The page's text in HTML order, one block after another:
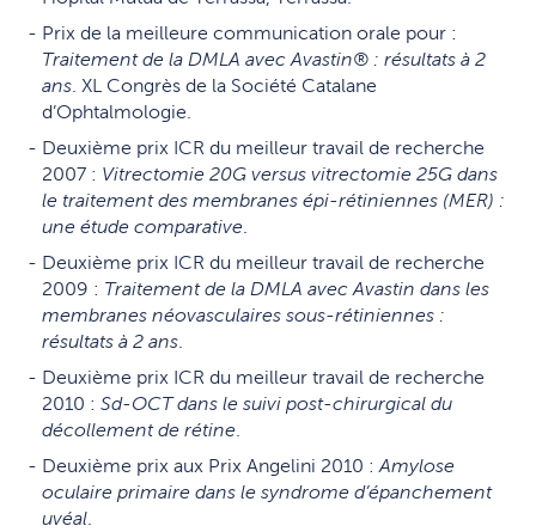
Prix de la meilleure communication orale pour :
Traitement de la DMLA avec Avastin® : résultats à 2
ans . XL Congrès de la Société Catalane
d’Ophtalmologie.
Deuxième prix ICR du meilleur travail de recherche
2007 : Vitrectomie 20G versus vitrectomie 25G dans
le traitement des membranes épi-rétiniennes (MER) :
une étude comparative
Deuxième prix ICR du meilleur travail de recherche
2009 : Traitement de la DMLA avec Avastin dans les
membranes néovasculaires sous-rétiniennes :
résultats à 2 ans
Deuxième prix ICR du meilleur travail de recherche
2010 : Sd-OCT dans le suivi post-chirurgical du
décollement de rétine
Deuxième prix aux Prix Angelini 2010 : Amylose
oculaire primaire dans le syndrome d’épanchement
uvéal